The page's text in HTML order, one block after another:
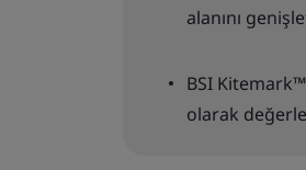
alanını
BSI
olarak